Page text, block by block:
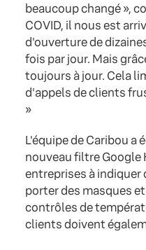
beaucoup changé »,
COVID, il nous est
d'ouverture de
fois par jour. Mais
toujours à jour. Cela
d'appels de clients
»
L'équipe de Caribou
nouveau filtre Google
entreprises à indiquer
porter des masques
contrôles de
clients doivent